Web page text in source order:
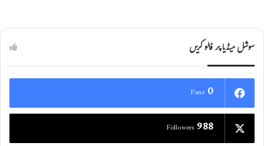
سوشل میڈیا پر فالو کریں
0
Fans
988
Followers